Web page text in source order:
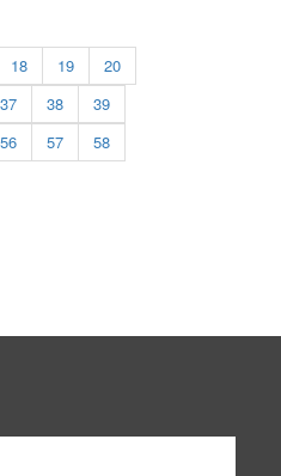
18 19
20
37 38
39
56 57
58